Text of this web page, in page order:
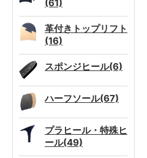
(61)
革付きトップリフト
(16)
スポンジヒール(6)
ハーフソール(67)
プラヒール・特殊ヒ
ール(49)